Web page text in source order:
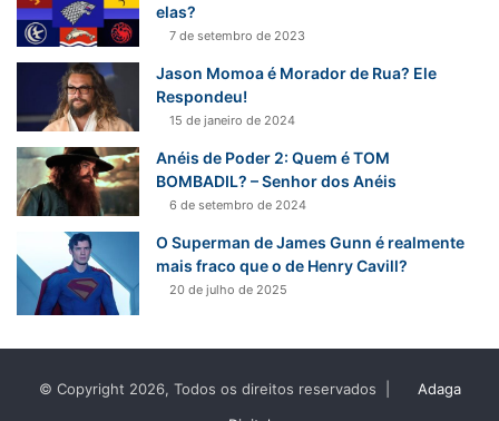
o
elas?
7 de setembro de 2023
Jason Momoa é Morador de Rua? Ele
Respondeu!
15 de janeiro de 2024
Anéis de Poder 2: Quem é TOM
BOMBADIL? – Senhor dos Anéis
6 de setembro de 2024
O Superman de James Gunn é realmente
mais fraco que o de Henry Cavill?
20 de julho de 2025
© Copyright 2026, Todos os direitos reservados |
Adaga